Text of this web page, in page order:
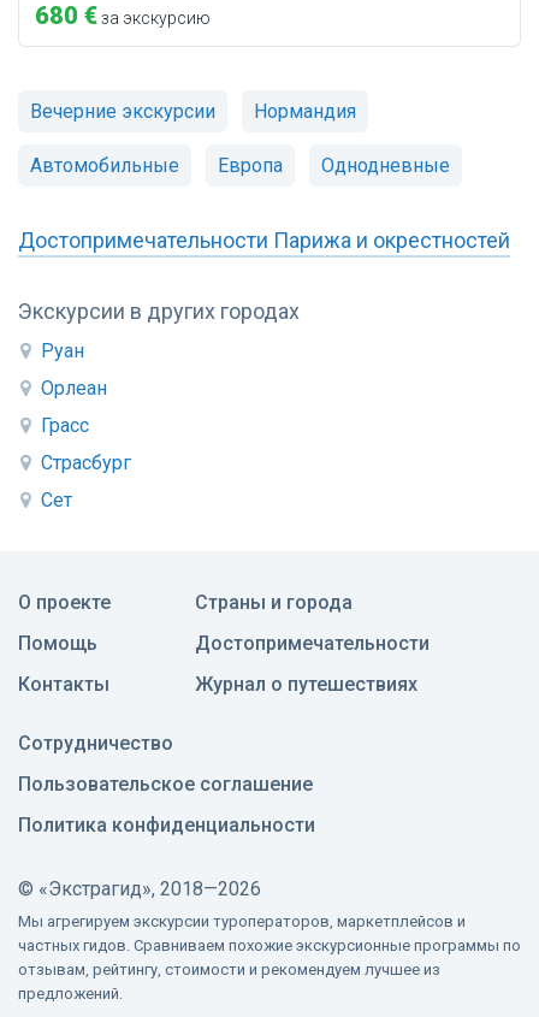
Экскурсии в других городах
Руан
Орлеан
Грасс
Страсбург
Сет
680 €за экскурсию
Вечерние экскурсии Нормандия
Автомобильные Европа Однодневные
Достопримечательности Парижа и окрестностей
О проекте
Помощь
Контакты
Страны и города
Достопримечательности
Журнал о путешествиях
Сотрудничество
Пользовательское соглашение
Политика конфиденциальности
© «Экстрагид», 2018—2026
Мы агрегируем экскурсии туроператоров, маркетплейсов и
частных гидов. Сравниваем похожие экскурсионные программы по
отзывам, рейтингу, стоимости и рекомендуем лучшее из
предложений.